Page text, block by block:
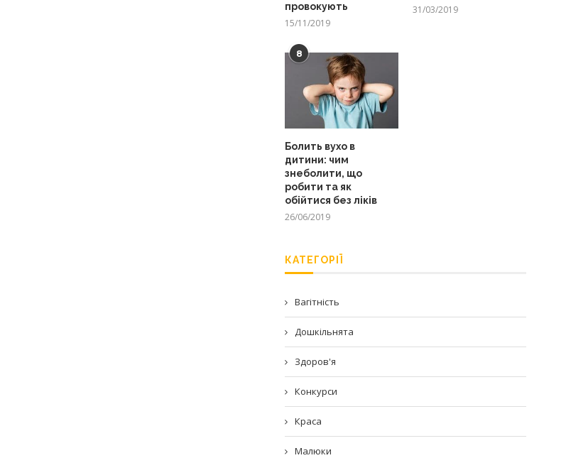
провокують
15/11/2019
31/03/2019
8
Болить вухо в
дитини: чим
знеболити, що
робити та як
обійтися без ліків
26/06/2019
КАТЕГОРІЇ
Вагітність
Дошкільнята
Здоров'я
Конкурси
Краса
Малюки